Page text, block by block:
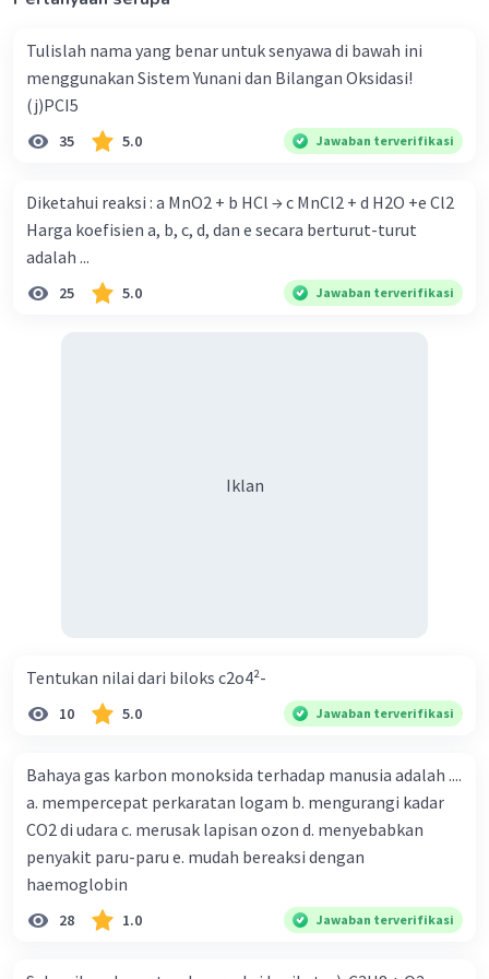
Tulislah nama yang benar untuk senyawa di bawah ini
menggunakan Sistem Yunani dan Bilangan Oksidasi!
(j)PCI5
35 5.0 Jawaban terverifikasi
Diketahui reaksi : a MnO2 + b HCl → c MnCl2 + d H2O +e Cl2
Harga koefisien a, b, c, d, dan e secara berturut-turut
adalah ...
25 5.0 Jawaban terverifikasi
Iklan
Tentukan nilai dari biloks c2o4²-
10 5.0 Jawaban terverifikasi
Bahaya gas karbon monoksida terhadap manusia adalah ....
a. mempercepat perkaratan logam b. mengurangi kadar
CO2 di udara c. merusak lapisan ozon d. menyebabkan
penyakit paru-paru e. mudah bereaksi dengan
haemoglobin
28 1.0 Jawaban terverifikasi